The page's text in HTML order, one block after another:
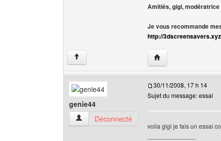
Amitiés, gigi, modératrice
Je vous recommande
http://3dscreensavers.xyz
↑ Visiter le site web
genie44
genie44 Voir le profil de l'utilisateur
Déconnecté
30/11/2008, 17 h 14
Sujet du message: essai
voila gigi je fais un essai